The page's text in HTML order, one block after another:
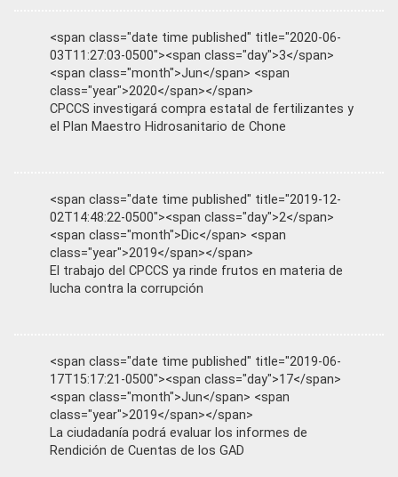
<span class="date time published" title="2020-06-
03T11:27:03-0500"><span class="day">3</span>
<span class="month">Jun</span> <span
class="year">2020</span></span>
CPCCS investigará compra estatal de fertilizantes y
el Plan Maestro Hidrosanitario de Chone
<span class="date time published" title="2019-12-
02T14:48:22-0500"><span class="day">2</span>
<span class="month">Dic</span> <span
class="year">2019</span></span>
El trabajo del CPCCS ya rinde frutos en materia de
lucha contra la corrupción
<span class="date time published" title="2019-06-
17T15:17:21-0500"><span class="day">17</span>
<span class="month">Jun</span> <span
class="year">2019</span></span>
La ciudadanía podrá evaluar los informes de
Rendición de Cuentas de los GAD